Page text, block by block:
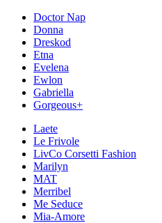
Doctor Nap
Donna
Dreskod
Etna
Evelena
Ewlon
Gabriella
Gorgeous+
Laete
Le Frivole
LivCo Corsetti Fashion
Marilyn
MAT
Merribel
Me Seduce
Mia-Amore